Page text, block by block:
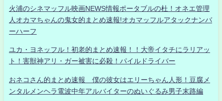
火浦のシネマッフル映画NEWS情報ポータブルの杜！オネエ管理
人オカマちゃんの鬼女的まとめ速報!オカマッフルアタックナンバ
ーハーフ
ユカ・ヨネッフル！初老的まとめ速報！！大帝イタチにラリアッ
ト！害獣神アリ・ガー被害に必殺！パイルドライバー
おネコさん的まとめ速報 僕の彼女はエリーちゃん人形！豆腐メ
ンタルメンヘラ電波中年アルバイターのぬいぐるみ男子末路編